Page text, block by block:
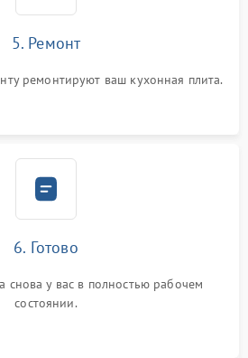
5. Ремонт
ремонтируют ваш кухонная плита.
6. Готово
снова у вас в полностью рабочем
состоянии.